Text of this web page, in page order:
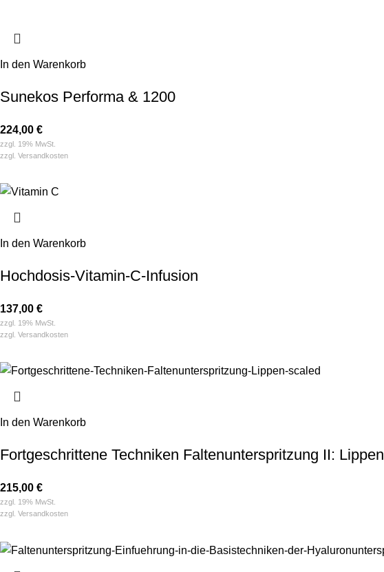
In den Warenkorb
Sunekos Performa & 1200
224,00 €
zzgl. 19% MwSt.
zzgl. Versandkosten
In den Warenkorb
Hochdosis-Vitamin-C-Infusion
137,00 €
zzgl. 19% MwSt.
zzgl. Versandkosten
In den Warenkorb
Fort­ge­schrittene Techniken Falten­­unterspritzung II: Lippen
215,00 €
zzgl. 19% MwSt.
zzgl. Versandkosten